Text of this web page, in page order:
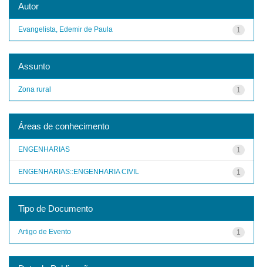
Autor
1
Evangelista, Edemir de Paula
Assunto
1
Zona rural
Áreas de conhecimento
1
ENGENHARIAS
1
ENGENHARIAS::ENGENHARIA CIVIL
Tipo de Documento
1
Artigo de Evento